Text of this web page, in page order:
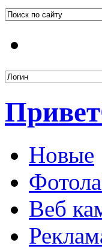
Привет
Новые
Веб